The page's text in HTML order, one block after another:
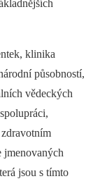
klinika
působností,
vědeckých
jmenovaných
jsou s tímto